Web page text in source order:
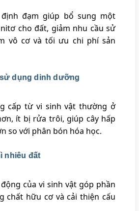
đạm giúp bổ sung một
cho đất, giảm nhu cầu sử
vô cơ và tối ưu chi phí sản
dụng dinh dưỡng
cấp từ vi sinh vật thường ở
ít bị rửa trôi, giúp cây hấp
so với phân bón hóa học.
nhiêu đất
của vi sinh vật góp phần
chất hữu cơ và cải thiện cấu